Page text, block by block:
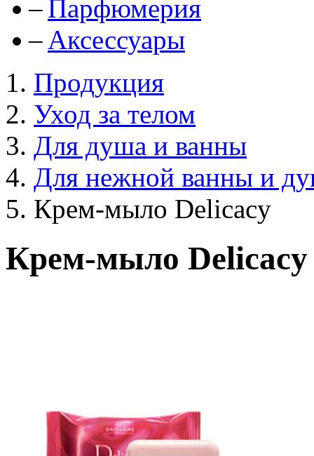
Парфюмерия
Аксессуары
Продукция
Уход за телом
Для душа и ванны
Для нежной ванны и
Крем-мыло Delicacy
Крем-мыло